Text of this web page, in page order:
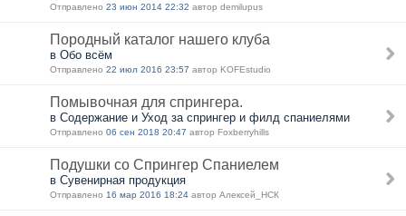
Отправлено 23 июн 2014 22:32 автор demilupus
Породный каталог нашего клуба
в Обо всём
Отправлено 22 июл 2016 23:57 автор KOFEstudio
Помывочная для спрингера.
в Содержание и Уход за спрингер и филд спаниелями
Отправлено 06 сен 2018 20:47 автор Foxberryhills
Подушки со Спрингер Спаниелем
в Сувенирная продукция
Отправлено 16 мар 2016 18:24 автор Алексей_НСК